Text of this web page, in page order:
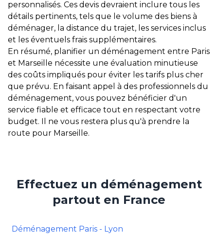
personnalisés. Ces devis devraient inclure tous les
détails pertinents, tels que le volume des biens à
déménager, la distance du trajet, les services inclus
et les éventuels frais supplémentaires.
En résumé, planifier un déménagement entre Paris
et Marseille nécessite une évaluation minutieuse
des coûts impliqués pour éviter les tarifs plus cher
que prévu. En faisant appel à des professionnels du
déménagement, vous pouvez bénéficier d'un
service fiable et efficace tout en respectant votre
budget. Il ne vous restera plus qu'à prendre la
route pour Marseille.
Effectuez un déménagement
partout en France
Déménagement Paris - Lyon